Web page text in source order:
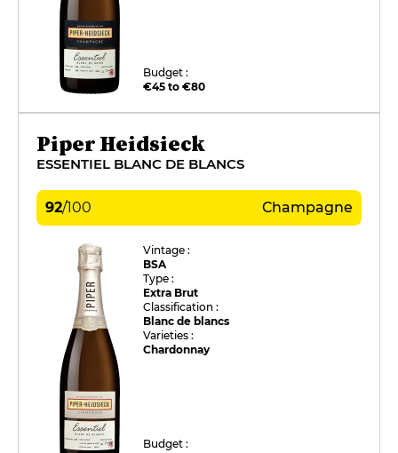
Budget :
€45 to €80
Piper Heidsieck
ESSENTIEL BLANC DE BLANCS
92/100 Champagne
Vintage :
BSA
Type :
Extra Brut
Classification :
Blanc de blancs
Varieties :
Chardonnay
Budget :